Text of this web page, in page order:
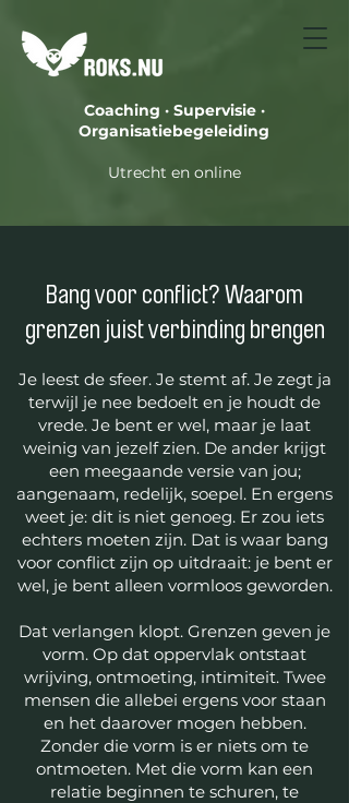
Coaching · Supervisie ·
Organisatiebegeleiding
Utrecht en online
Bang voor conflict? Waarom
grenzen juist verbinding brengen
Je leest de sfeer. Je stemt af. Je zegt ja
terwijl je nee bedoelt en je houdt de
vrede. Je bent er wel, maar je laat
weinig van jezelf zien. De ander krijgt
een meegaande versie van jou;
aangenaam, redelijk, soepel. En ergens
weet je: dit is niet genoeg. Er zou iets
echters moeten zijn. Dat is waar bang
voor conflict zijn op uitdraait: je bent er
wel, je bent alleen vormloos geworden.
Dat verlangen klopt. Grenzen geven je
vorm. Op dat oppervlak ontstaat
wrijving, ontmoeting, intimiteit. Twee
mensen die allebei ergens voor staan
en het daarover mogen hebben.
Zonder die vorm is er niets om te
ontmoeten. Met die vorm kan een
relatie beginnen te schuren, te